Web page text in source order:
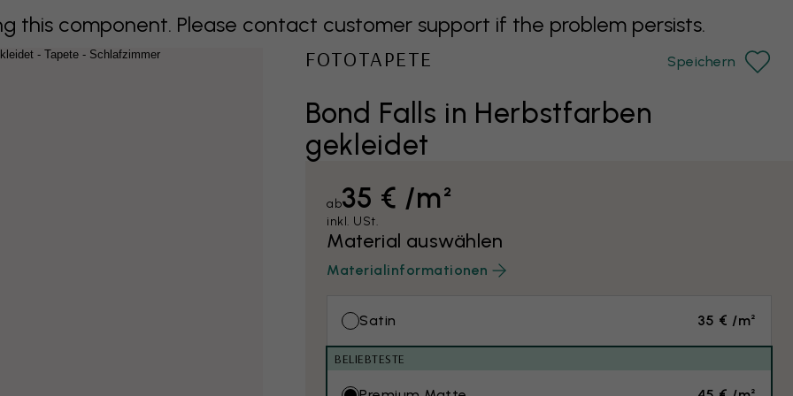
this component. Please contact customer support if the problem persists.
Bond Falls in Herbstfarben
gekleidet
FOTOTAPETE Speichern
ab35 € /m²
inkl. USt.
Material auswählen
Materialinformationen
Satin 35 € /m²
BELIEBTESTE